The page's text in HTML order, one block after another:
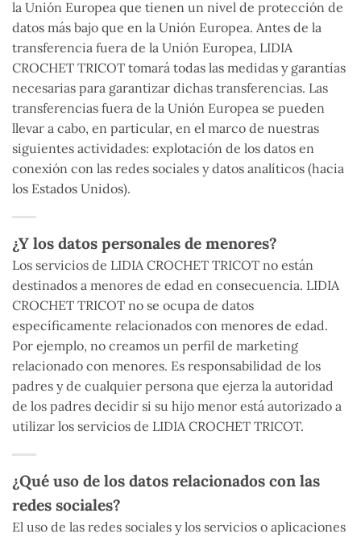
la Unión Europea que tienen un nivel de protección de
datos más bajo que en la Unión Europea. Antes de la
transferencia fuera de la Unión Europea, LIDIA
CROCHET TRICOT tomará todas las medidas y garantías
necesarias para garantizar dichas transferencias. Las
transferencias fuera de la Unión Europea se pueden
llevar a cabo, en particular, en el marco de nuestras
siguientes actividades: explotación de los datos en
conexión con las redes sociales y datos analíticos (hacia
los Estados Unidos).
¿Y los datos personales de menores?
Los servicios de LIDIA CROCHET TRICOT no están
destinados a menores de edad en consecuencia. LIDIA
CROCHET TRICOT no se ocupa de datos
específicamente relacionados con menores de edad.
Por ejemplo, no creamos un perfil de marketing
relacionado con menores. Es responsabilidad de los
padres y de cualquier persona que ejerza la autoridad
de los padres decidir si su hijo menor está autorizado a
utilizar los servicios de LIDIA CROCHET TRICOT.
¿Qué uso de los datos relacionados con las
redes sociales?
El uso de las redes sociales y los servicios o aplicaciones